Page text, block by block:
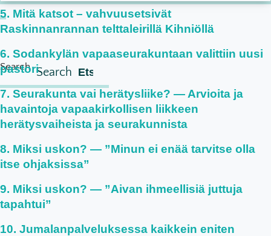
Search Search
Mitä katsot – vahvuusetsivät
Raskinnanrannan telttaleirillä Kihniöllä
Sodankylän vapaaseurakuntaan valittiin uusi
pastori
Seurakunta vai herätysliike? — Arvioita ja
havaintoja vapaakirkollisen liikkeen
herätysvaiheista ja seurakunnista
Miksi uskon? — ”Minun ei enää tarvitse olla
itse ohjaksissa”
Miksi uskon? — ”Aivan ihmeellisiä juttuja
tapahtui”
Jumalanpalveluksessa kaikkein eniten